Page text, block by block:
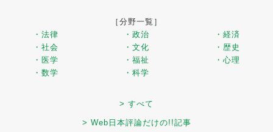
［分野一覧］
・法律
・政治
・経済
・社会
・文化
・歴史
・医学
・福祉
・心理
・数学
・科学
> すべて
> Web日本評論だけの!!記事